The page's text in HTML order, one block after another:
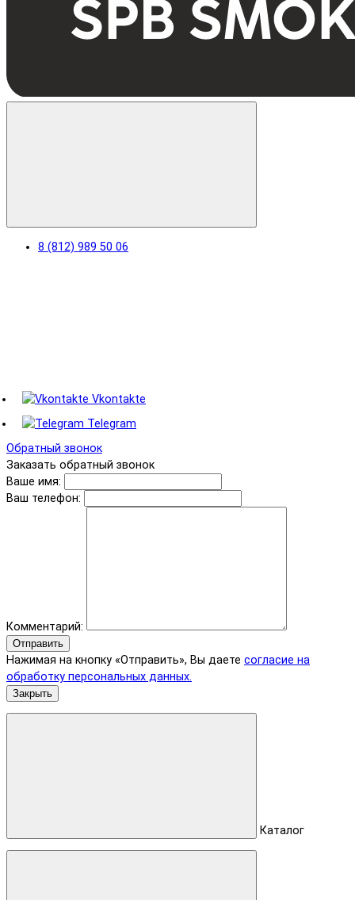
8 (812) 989 50 06
Vkontakte
Telegram
Обратный звонок
Заказать обратный звонок
Ваше имя:
Ваш телефон:
Комментарий:
Отправить
Нажимая на кнопку «Отправить», Вы даете согласие на
обработку персональных данных.
Закрыть
Каталог